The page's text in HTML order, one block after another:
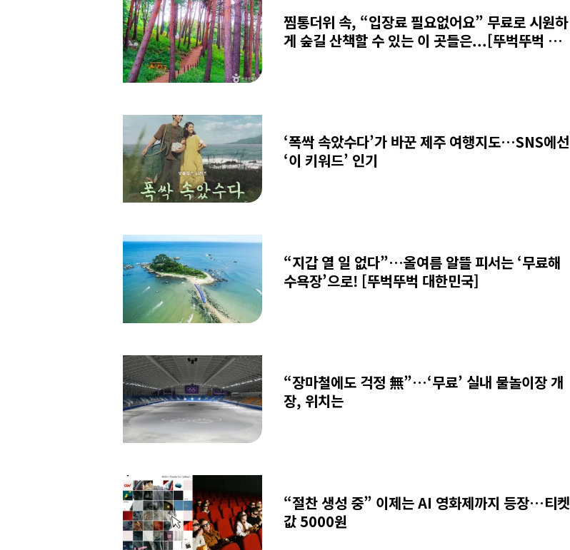
찜통더위 속, “입장료 필요없어요” 무료로 시원하
게 숲길 산책할 수 있는 이 곳들은...[뚜벅뚜벅 대
‘폭싹 속았수다’가 바꾼 제주 여행지도…SNS에선
‘이 키워드’ 인기
“지갑 열 일 없다”…올여름 알뜰 피서는 ‘무료해
수욕장’으로! [뚜벅뚜벅 대한민국]
“장마철에도 걱정 無”…‘무료’ 실내 물놀이장 개
장, 위치는
“절찬 생성 중” 이제는 AI 영화제까지 등장…티켓
값 5000원